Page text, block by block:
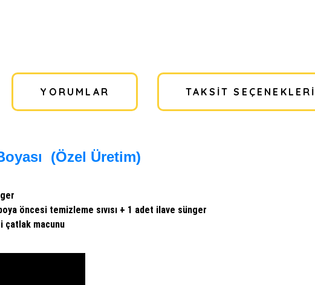
YORUMLAR TAKSIT SEÇENEKLERI
(Özel Üretim)
öncesi temizleme sıvısı + 1 adet ilave sünger
çatlak macunu